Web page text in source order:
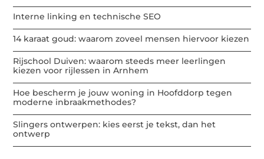
Interne linking en technische SEO
14 karaat goud: waarom zoveel mensen hiervoor kiezen
Rijschool Duiven: waarom steeds meer leerlingen
kiezen voor rijlessen in Arnhem
Hoe bescherm je jouw woning in Hoofddorp tegen
moderne inbraakmethodes?
Slingers ontwerpen: kies eerst je tekst, dan het
ontwerp